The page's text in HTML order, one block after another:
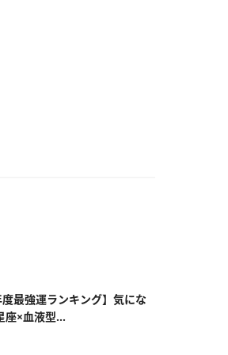
度最強運ランキング】気にな
×血液型...